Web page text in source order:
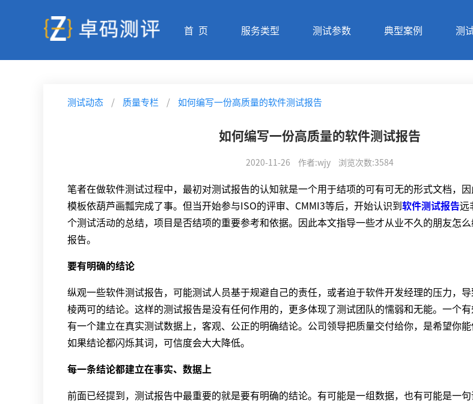
首 页 服务类型 测试参数 典型案例 测
测试动态 / 质量专栏 / 如何编写一份高质量的软件测试报告
如何编写一份高质量的软件测试报告
2020-11-26 作者:wjy 浏览次数:3584
笔者在做软件测试过程中，最初对测试报告的认知就是一个用于结项的可有可无的形式文档，
模板依葫芦画瓢完成了事。但当开始参与ISO的评审、CMMI3等后，开始认识到软件测试报告远
个测试活动的总结，项目是否结项的重要参考和依据。因此本文指导一些才从业不久的朋友怎
报告。
要有明确的结论
纵观一些软件测试报告，可能测试人员基于规避自己的责任，或者迫于软件开发经理的压力，
棱两可的结论。这样的测试报告是没有任何作用的，更多体现了测试团队的懦弱和无能。一个
有一个建立在真实测试数据上，客观、公正的明确结论。公司领导把质量交付给你，是希望你能
如果结论都闪烁其词，可信度会大大降低。
每一条结论都建立在事实、数据上
前面已经提到，测试报告中最重要的就是要有明确的结论。有可能是一组数据，也有可能是一